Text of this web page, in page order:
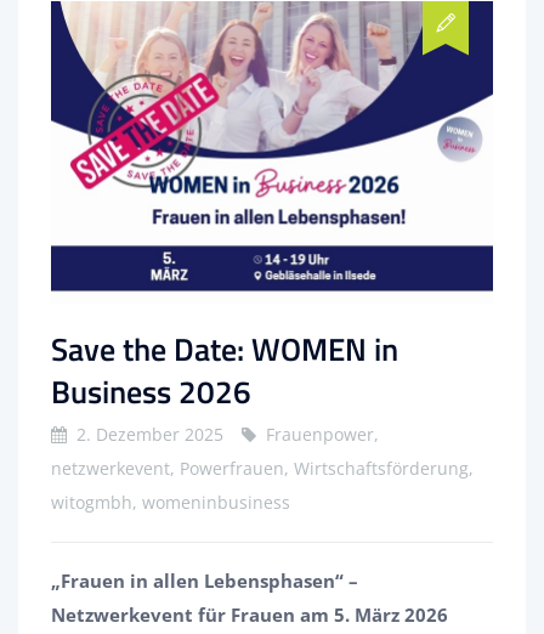
Save the Date: WOMEN in
Business 2026
2. Dezember 2025
Frauenpower,
netzwerkevent, Powerfrauen, Wirtschaftsförderung,
witogmbh, womeninbusiness
„Frauen in allen Lebensphasen“ –
Netzwerkevent für Frauen am 5. März 2026